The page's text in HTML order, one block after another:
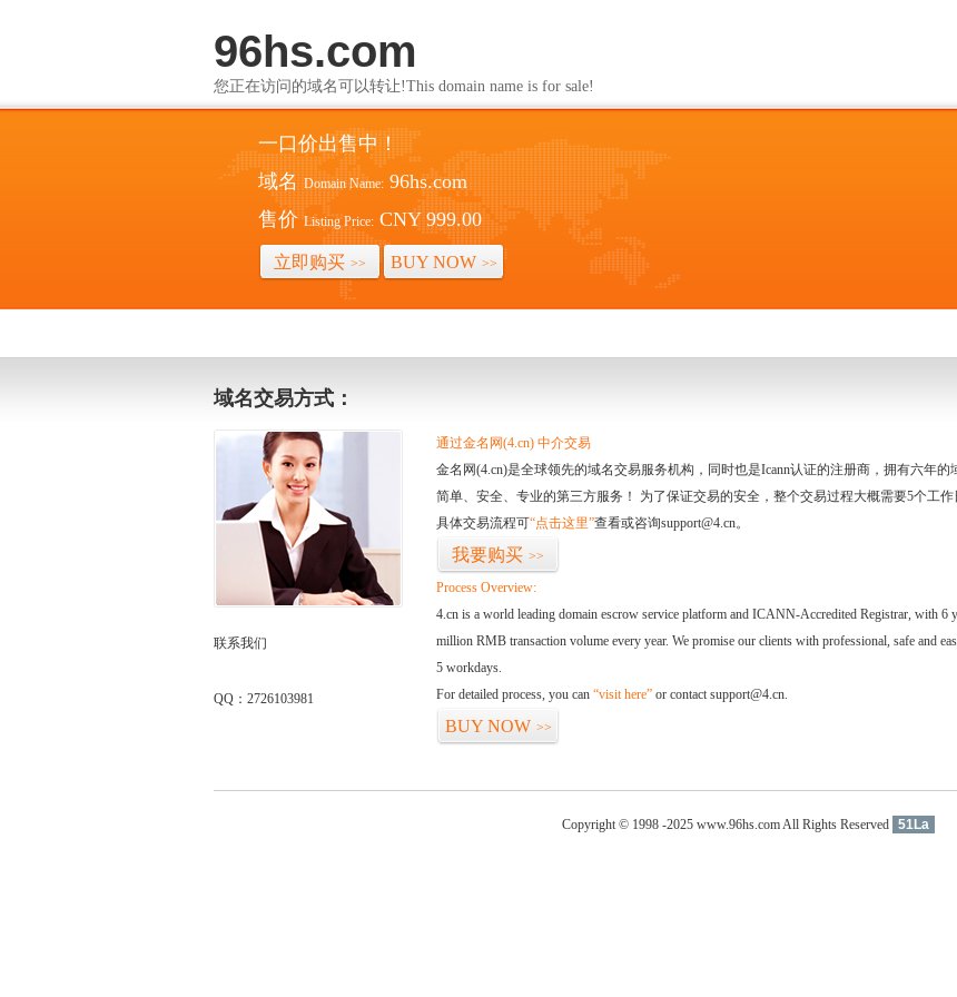
96hs.com
您正在访问的域名可以转让!This domain name is for sale!
一口价出售中！
域名 Domain Name: 96hs.com
售价 Listing Price: CNY 999.00
立即购买 >> BUY NOW >>
域名交易方式：
联系我们
QQ：2726103981
通过金名网(4.cn) 中介交易
金名网(4.cn)是全球领先的域名交易服务机构，同时也是Icann认证的注册商，拥有六年
简单、安全、专业的第三方服务！ 为了保证交易的安全，整个交易过程大概需要5个工作
具体交易流程可“点击这里”查看或咨询support@4.cn。
我要购买 >>
Process Overview:
4.cn is a world leading domain escrow service platform and ICANN-Accredited Registrar, with 6
million RMB transaction volume every year. We promise our clients with professional, safe and
5 workdays.
For detailed process, you can “visit here” or contact support@4.cn.
BUY NOW >>
Copyright © 1998 -2025 www.96hs.com All Rights Reserved 51La